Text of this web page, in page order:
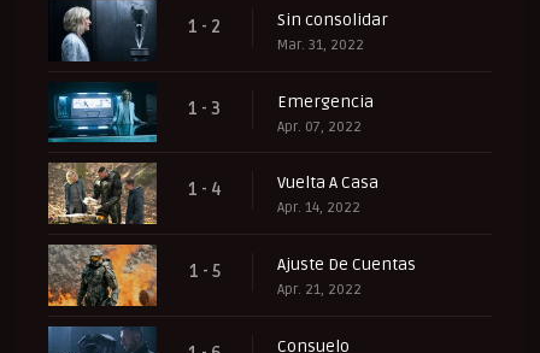
1 - 2 Sin consolidar
Mar. 31, 2022
1 - 3 ‎Emergencia‎
Apr. 07, 2022
1 - 4 Vuelta A Casa
Apr. 14, 2022
1 - 5 Ajuste De Cuentas
Apr. 21, 2022
Consuelo